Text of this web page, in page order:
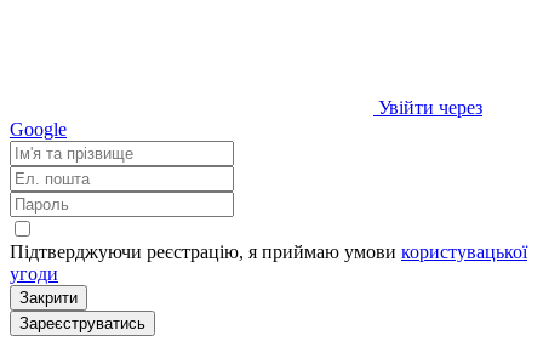
Увійти через
Google
Підтверджуючи реєстрацію, я приймаю умови користувацької
угоди
Закрити
Зареєструватись